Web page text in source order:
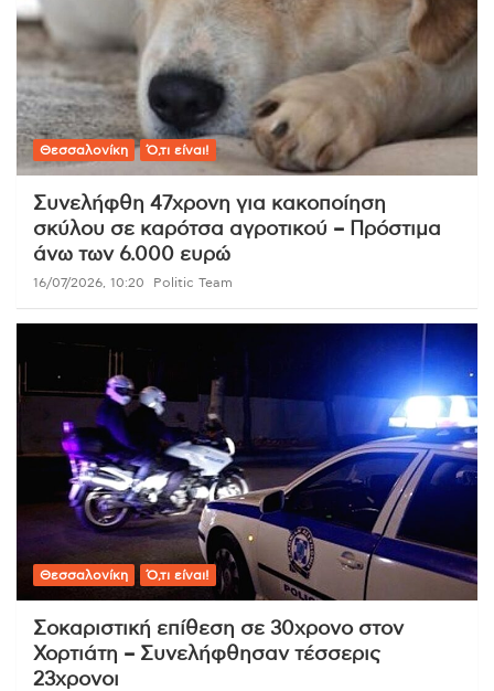
Θεσσαλονίκη Ό,τι είναι!
Συνελήφθη 47χρονη για κακοποίηση
σκύλου σε καρότσα αγροτικού – Πρόστιμα
άνω των 6.000 ευρώ
16/07/2026, 10:20 Politic Team
Θεσσαλονίκη Ό,τι είναι!
Σοκαριστική επίθεση σε 30χρονο στον
Χορτιάτη – Συνελήφθησαν τέσσερις
23χρονοι